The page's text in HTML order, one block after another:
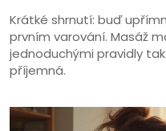
Krátké shrnutí: buď
prvním varování. Masáž
jednoduchými pravidly
příjemná.